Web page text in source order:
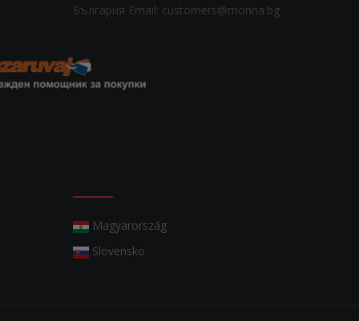
България Email: customers@monna.bg
Magyarország
Slovensko